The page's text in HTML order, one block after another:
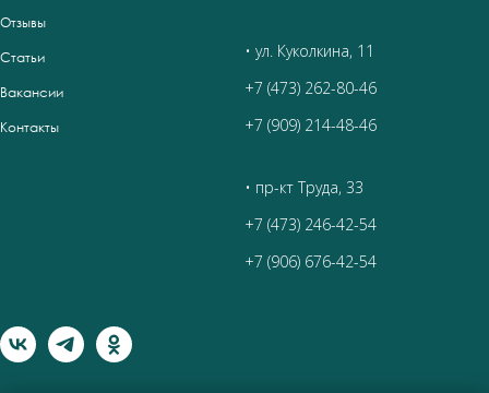
Отзывы
Статьи
Вакансии
Контакты
• ул. Куколкина, 11
+7 (473) 262-80-46
+7 (909) 214-48-46
• пр-кт Труда, 33
+7 (473) 246-42-54
+7 (906) 676-42-54